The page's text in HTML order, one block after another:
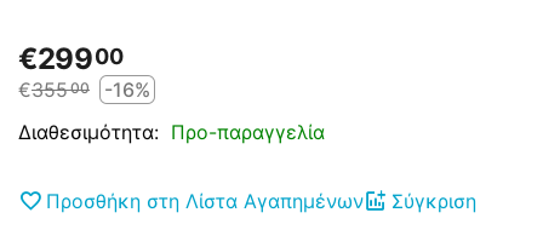
€29900
€35500
-16%
Διαθεσιμότητα: Προ-παραγγελία
Προσθήκη στη Λίστα Αγαπημένων Σύγκριση